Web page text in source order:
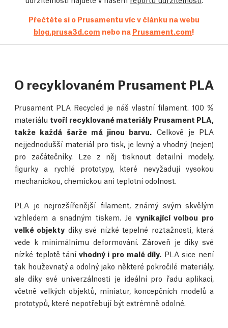
Přečtěte si o Prusamentu víc v článku na webu
blog.prusa3d.com nebo na Prusament.com!
O recyklovaném Prusament PLA
Prusament PLA Recycled je náš vlastní filament. 100 %
materiálu tvoří recyklované materiály Prusament PLA,
takže každá šarže má jinou barvu. Celkově je PLA
nejjednodušší materiál pro tisk, je levný a vhodný (nejen)
pro začátečníky. Lze z něj tisknout detailní modely,
figurky a rychlé prototypy, které nevyžadují vysokou
mechanickou, chemickou ani teplotní odolnost.
PLA je nejrozšířenější filament, známý svým skvělým
vzhledem a snadným tiskem. Je vynikající volbou pro
velké objekty díky své nízké tepelné roztažnosti, která
vede k minimálnímu deformování. Zároveň je díky své
nízké teplotě tání vhodný i pro malé díly. PLA sice není
tak houževnatý a odolný jako některé pokročilé materiály,
ale díky své univerzálnosti je ideální pro řadu aplikací,
včetně velkých objektů, miniatur, koncepčních modelů a
prototypů, které nepotřebují být extrémně odolné.